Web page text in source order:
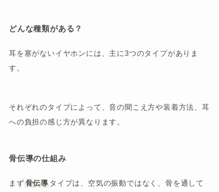
どんな種類がある？
耳を塞がないイヤホンには、主に3つのタイプがありま
す。
それぞれのタイプによって、音の聞こえ方や装着方法、耳
への負担の感じ方が異なります。
骨伝導の仕組み
まず骨伝導タイプは、空気の振動ではなく、骨を通して